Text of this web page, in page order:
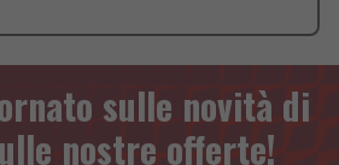
sulle novità di
nostre offerte!